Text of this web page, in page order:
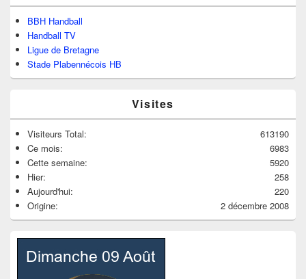
BBH Handball
Handball TV
Ligue de Bretagne
Stade Plabennécois HB
Visites
613190
Visiteurs Total:
6983
Ce mois:
5920
Cette semaine:
258
Hier:
220
Aujourd'hui:
2 décembre 2008
Origine: